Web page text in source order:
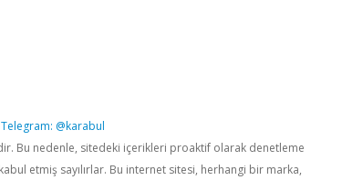
Telegram: @karabul
Bu nedenle, sitedeki içerikleri proaktif olarak denetleme
etmiş sayılırlar. Bu internet sitesi, herhangi bir marka,